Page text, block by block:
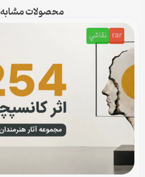
محصولات مشابه
rar نقاشي